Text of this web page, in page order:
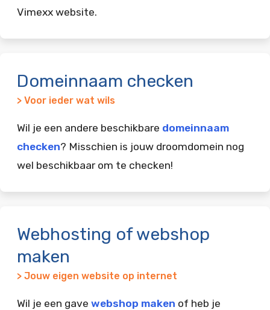
Vimexx website.
Domeinnaam checken
> Voor ieder wat wils
Wil je een andere beschikbare domeinnaam
checken? Misschien is jouw droomdomein nog
wel beschikbaar om te checken!
Webhosting of webshop
maken
> Jouw eigen website op internet
Wil je een gave webshop maken of heb je